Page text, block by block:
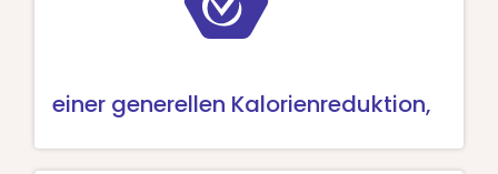
einer generellen Kalorienreduktion,